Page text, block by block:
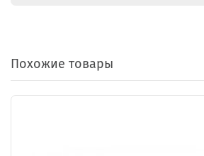
Похожие товары